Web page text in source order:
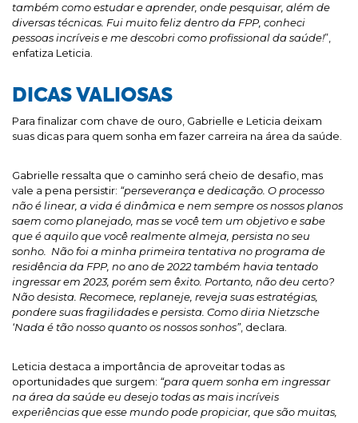
também como estudar e aprender, onde pesquisar, além de
diversas técnicas. Fui muito feliz dentro da FPP, conheci
pessoas incríveis e me descobri como profissional da saúde!”,
enfatiza Leticia.
DICAS VALIOSAS
Para finalizar com chave de ouro, Gabrielle e Leticia deixam
suas dicas para quem sonha em fazer carreira na área da saúde.
Gabrielle ressalta que o caminho será cheio de desafio, mas
vale a pena persistir: “perseverança e dedicação. O processo
não é linear, a vida é dinâmica e nem sempre os nossos planos
saem como planejado, mas se você tem um objetivo e sabe
que é aquilo que você realmente almeja, persista no seu
sonho. Não foi a minha primeira tentativa no programa de
residência da FPP, no ano de 2022 também havia tentado
ingressar em 2023, porém sem êxito. Portanto, não deu certo?
Não desista. Recomece, replaneje, reveja suas estratégias,
pondere suas fragilidades e persista. Como diria Nietzsche
‘Nada é tão nosso quanto os nossos sonhos”, declara.
Leticia destaca a importância de aproveitar todas as
oportunidades que surgem: “para quem sonha em ingressar
na área da saúde eu desejo todas as mais incríveis
experiências que esse mundo pode propiciar, que são muitas,